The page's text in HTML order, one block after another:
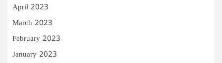
April 2023
March 2023
February 2023
January 2023